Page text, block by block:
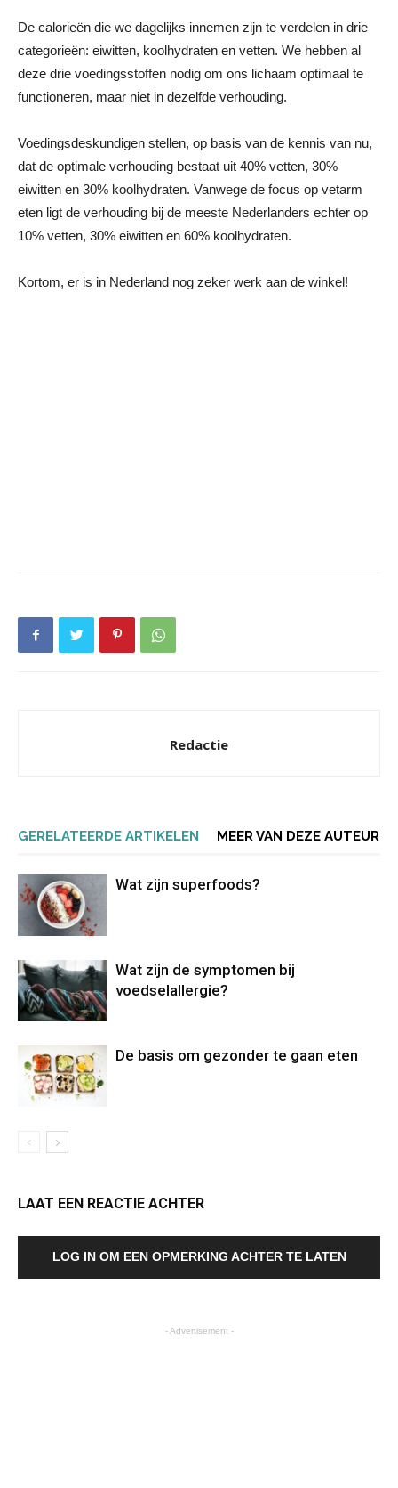
De calorieën die we dagelijks innemen zijn te verdelen in drie
categorieën: eiwitten, koolhydraten en vetten. We hebben al
deze drie voedingsstoffen nodig om ons lichaam optimaal te
functioneren, maar niet in dezelfde verhouding.
Voedingsdeskundigen stellen, op basis van de kennis van nu,
dat de optimale verhouding bestaat uit 40% vetten, 30%
eiwitten en 30% koolhydraten. Vanwege de focus op vetarm
eten ligt de verhouding bij de meeste Nederlanders echter op
10% vetten, 30% eiwitten en 60% koolhydraten.
Kortom, er is in Nederland nog zeker werk aan de winkel!
Redactie
GERELATEERDE ARTIKELEN MEER VAN DEZE AUTEUR
Wat zijn superfoods?
Wat zijn de symptomen bij
voedselallergie?
De basis om gezonder te gaan eten
LAAT EEN REACTIE ACHTER
LOG IN OM EEN OPMERKING ACHTER TE LATEN
- Advertisement -